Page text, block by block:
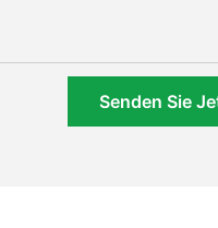
Senden Sie